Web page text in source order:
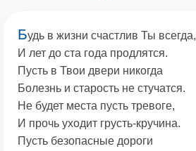
Будь в жизни счастлив Ты всегда,
И лет до ста года продлятся.
Пусть в Твои двери никогда
Болезнь и старость не стучатся.
Не будет места пусть тревоге,
И прочь уходит грусть-кручина.
Пусть безопасные дороги